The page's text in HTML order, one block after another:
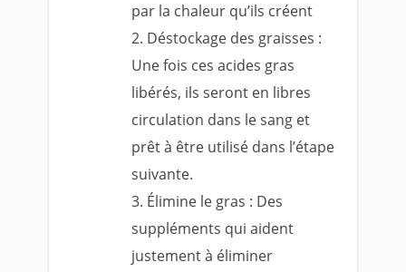
par la chaleur qu’ils créent
Déstockage des graisses :
Une fois ces acides gras
libérés, ils seront en libres
circulation dans le sang et
prêt à être utilisé dans l’étape
suivante.
Élimine le gras : Des
suppléments qui aident
justement à éliminer